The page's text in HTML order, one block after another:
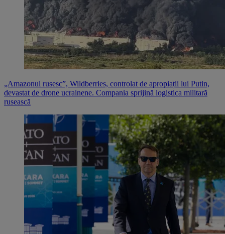
„Amazonul rusesc”, Wildberries, controlat de apropiații lui Putin,
devastat de drone ucrainene. Compania sprijină logistica militară
rusească